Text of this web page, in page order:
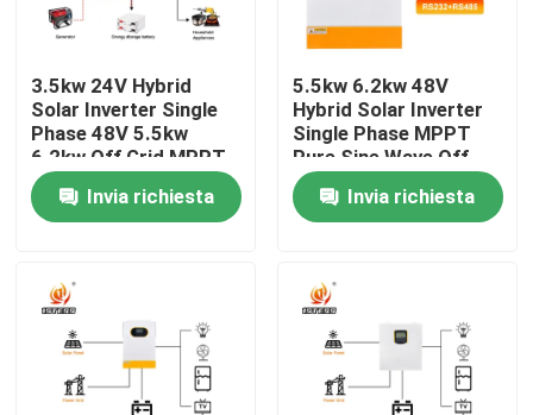
Visita alla fabbrica
Controllo della qualità
Contattaci
Chiedi un preventivo
azionamento variabile di frequenza del vfd
3.5kw 24V Hybrid
Solar Inverter Single
Phase 48V 5.5kw
6.2kw Off Grid MPPT
Pure Sine Wave With
Lithium Battery
Activation
Invia richiesta
5.5kw 6.2kw 48V
Hybrid Solar Inverter
Single Phase MPPT
Pure Sine Wave Off
Grid Solar Inverter
Fast 10ms Transfer
Time
Invia richiesta